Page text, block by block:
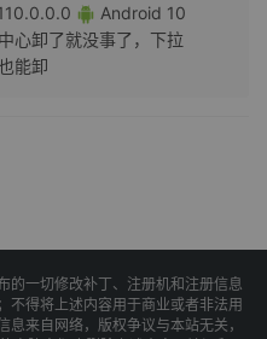
Android 10
心卸了就没事了，下拉
能卸
的一切修改补丁、注册机和注册信息
不得将上述内容用于商业或者非法用
来自网络，版权争议与本站无关，